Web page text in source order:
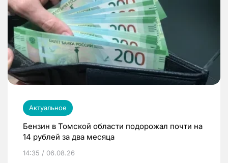
Актуальное
Бензин в Томской области подорожал почти на
14 рублей за два месяца
14:35 / 06.08.26